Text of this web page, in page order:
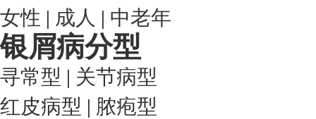
女性 | 成人 | 中老年
银屑病分型
寻常型 | 关节病型
红皮病型 | 脓疱型